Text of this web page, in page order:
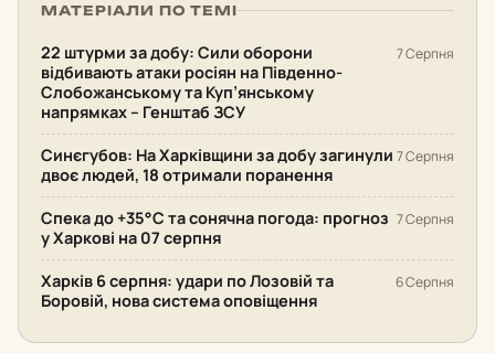
МАТЕРІАЛИ ПО ТЕМІ
22 штурми за добу: Сили оборони
відбивають атаки росіян на Південно-
Слобожанському та Куп’янському
напрямках – Генштаб ЗСУ
7 Серпня
Синєгубов: На Харківщини за добу загинули
двоє людей, 18 отримали поранення
7 Серпня
Спека до +35°С та сонячна погода: прогноз
у Харкові на 07 серпня
7 Серпня
Харків 6 серпня: удари по Лозовій та
Боровій, нова система оповіщення
6 Серпня